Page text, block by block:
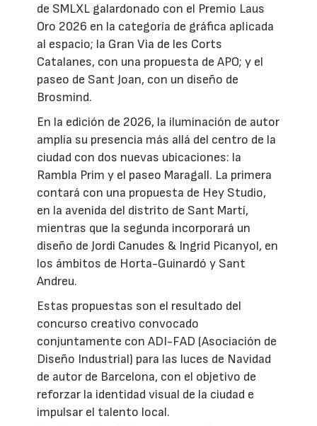
de SMLXL galardonado con el Premio Laus
Oro 2026 en la categoría de gráfica aplicada
al espacio; la Gran Via de les Corts
Catalanes, con una propuesta de APO; y el
paseo de Sant Joan, con un diseño de
Brosmind.
En la edición de 2026, la iluminación de autor
amplía su presencia más allá del centro de la
ciudad con dos nuevas ubicaciones: la
Rambla Prim y el paseo Maragall. La primera
contará con una propuesta de Hey Studio,
en la avenida del distrito de Sant Martí,
mientras que la segunda incorporará un
diseño de Jordi Canudes & Ingrid Picanyol, en
los ámbitos de Horta-Guinardó y Sant
Andreu.
Estas propuestas son el resultado del
concurso creativo convocado
conjuntamente con ADI-FAD (Asociación de
Diseño Industrial) para las luces de Navidad
de autor de Barcelona, con el objetivo de
reforzar la identidad visual de la ciudad e
impulsar el talento local.